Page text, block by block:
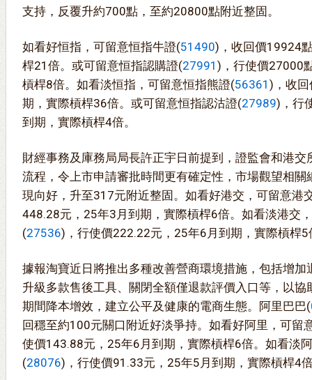
支持，反覆升約700點，至約20800點附近整固。
如看好恒指，可留意恒指牛證(51490)，收回價19924
桿21倍。或可留意恒指認購證(27991 )，行使價27000
槓桿8倍。如看淡恒指，可留意恒指熊證(56361 )，收
期，實際槓桿36倍。或可留意恒指認沽證(27989)，行
到期，實際槓桿4倍。
財經事務及庫務局局長許正宇日前提到，證監會和港交
流程，令上市申請審批時間更有確定性，市場觀望相關
現向好，升至317元附近整固。如看好港交，可留意港
448.28元，25年3月到期，實際槓桿6倍。如看淡港交
(27536)，行使價222.22元，25年6月到期，實際槓桿5
據報淘寶近日將推出多種改善營商環境措施，包括增加
升級多款售後工具、關閉全額僅退款評價入口等，以協
期間降本增效，建立公平及健康的電商生態。阿里巴巴(
回穩至約100元關口附近好淡爭持。如看好阿里，可留
使價143.88元，25年6月到期，實際槓桿6倍。如看淡
(28076)，行使價91.33元，25年5月到期，實際槓桿4